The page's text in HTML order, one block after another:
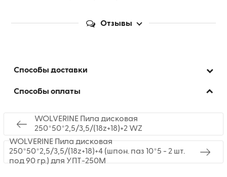
Отзывы
Способы доставки
Способы оплаты
WOLVERINE Пила дисковая
250*50*2,5/3,5/(18z+18)+2 WZ
WOLVERINE Пила дисковая
250*50*2,5/3,5/(18z+18)+4 (шпон. паз 10*5 - 2 шт.
под 90 гр.) для УПТ-250М